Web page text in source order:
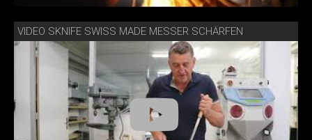
VIDEO SKNIFE SWISS MADE MESSER SCHÄRFEN